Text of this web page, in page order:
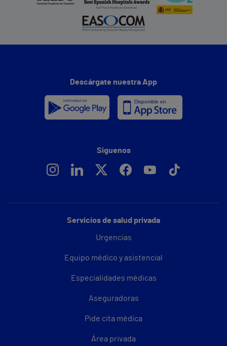
Servicios de salud privada
Urgencias
Equipo médico y asistencial
Especialidades médicas
Aseguradoras
Pide cita médica
Área privada
Descárgate nuestra App
Síguenos